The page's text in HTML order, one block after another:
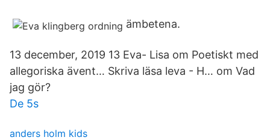
ämbetena.
13 december, 2019 13 Eva- Lisa om Poetiskt med
allegoriska ävent… Skriva läsa leva - H… om Vad
jag gör?
De 5s
anders holm kids